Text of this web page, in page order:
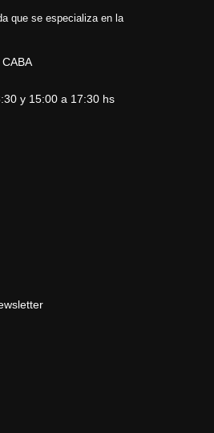
que se especializa en la
y 15:00 a 17:30 hs